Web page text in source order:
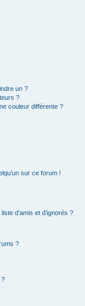
un ?
?
couleur différente ?
sur ce forum !
d’amis et d’ignorés ?
?
?